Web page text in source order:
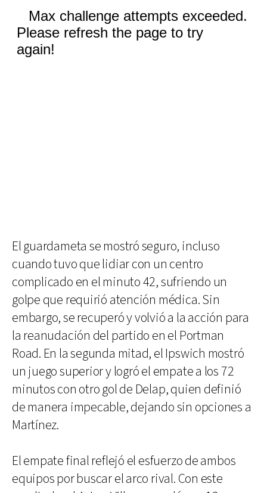
El guardameta se mostró seguro, incluso
cuando tuvo que lidiar con un centro
complicado en el minuto 42, sufriendo un
golpe que requirió atención médica. Sin
embargo, se recuperó y volvió a la acción para
la reanudación del partido en el Portman
Road. En la segunda mitad, el Ipswich mostró
un juego superior y logró el empate a los 72
minutos con otro gol de Delap, quien definió
de manera impecable, dejando sin opciones a
Martínez.
El empate final reflejó el esfuerzo de ambos
equipos por buscar el arco rival. Con este